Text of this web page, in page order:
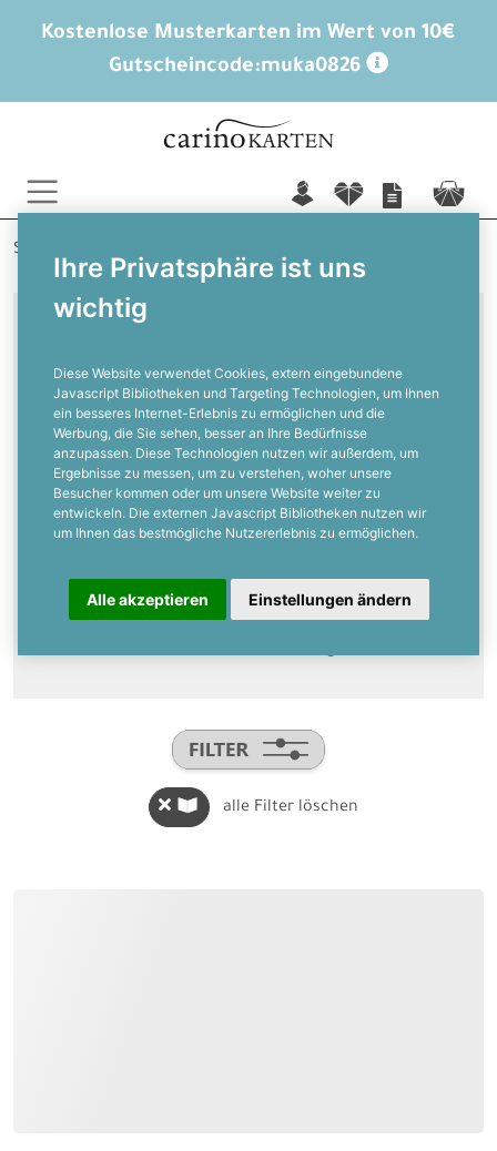
Kostenlose Musterkarten im Wert von 10€
Gutscheincode:muka0826
Ihre Privatsphäre ist uns
wichtig
Diese Website verwendet Cookies, extern eingebundene
Javascript Bibliotheken und Targeting Technologien, um Ihnen
ein besseres Internet-Erlebnis zu ermöglichen und die
Werbung, die Sie sehen, besser an Ihre Bedürfnisse
anzupassen. Diese Technologien nutzen wir außerdem, um
Ergebnisse zu messen, um zu verstehen, woher unsere
Besucher kommen oder um unsere Website weiter zu
entwickeln. Die externen Javascript Bibliotheken nutzen wir
um Ihnen das bestmögliche Nutzererlebnis zu ermöglichen.
Alle akzeptieren Einstellungen ändern
n f c
Startseite
Klappkarten als
Hochzeitseinladungen
Klappkarten sind eines beliebtesten
Kartenformate. Verschiedene Größen und
Vorderseiten, kleine Anhänger oder
abgerundete Ecken machen sie zu
alle Filter löschen